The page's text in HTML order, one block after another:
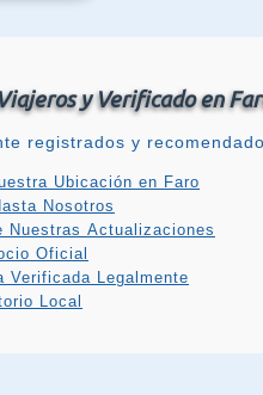
y Verificado en
registrados y
Ubicación en Faro
Nosotros
Nuestras Actualizaciones
Oficial
Verificada Legalmente
Local